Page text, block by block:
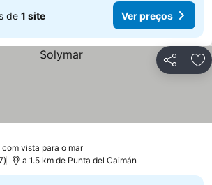
de 1 site Ver preços
Partilhar
com vista para o mar
a 1.5 km de Punta del Caimán